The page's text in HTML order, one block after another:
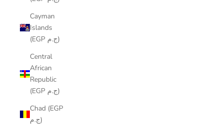
Cayman
Islands
(EGP ج.م)
Central
African
Republic
(EGP ج.م)
Chad (EGP
ج.م)